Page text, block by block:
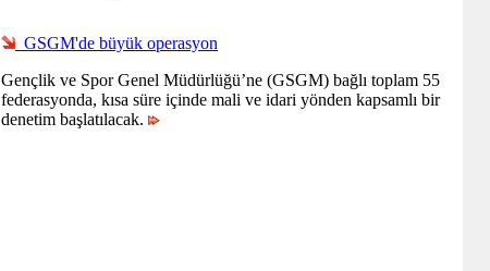
GSGM'de büyük operasyon
Gençlik ve Spor Genel Müdürlüğü’ne (GSGM) bağlı toplam 55
federasyonda, kısa süre içinde mali ve idari yönden kapsamlı bir
denetim başlatılacak.